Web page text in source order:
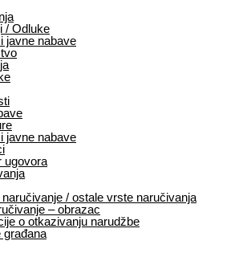
/ Odluke
javne nabave
javne nabave
ugovora
/ ostale vrste naručivanja
– obrazac
o otkazivanju narudžbe
građana